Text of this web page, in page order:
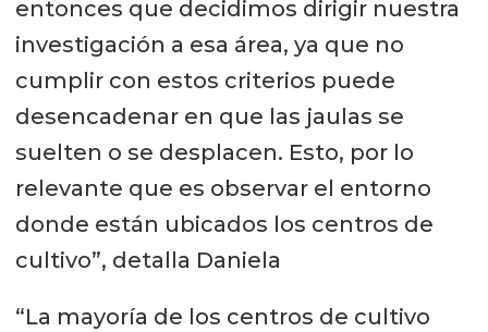
entonces que decidimos dirigir nuestra
investigación a esa área, ya que no
cumplir con estos criterios puede
desencadenar en que las jaulas se
suelten o se desplacen. Esto, por lo
relevante que es observar el entorno
donde están ubicados los centros de
cultivo”, detalla Daniela
“La mayoría de los centros de cultivo